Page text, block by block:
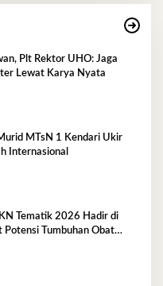
Plt Rektor UHO: Jaga
Lewat Karya Nyata
MTsN 1 Kendari Ukir
Internasional
Tematik 2026 Hadir di
Potensi Tumbuhan Obat